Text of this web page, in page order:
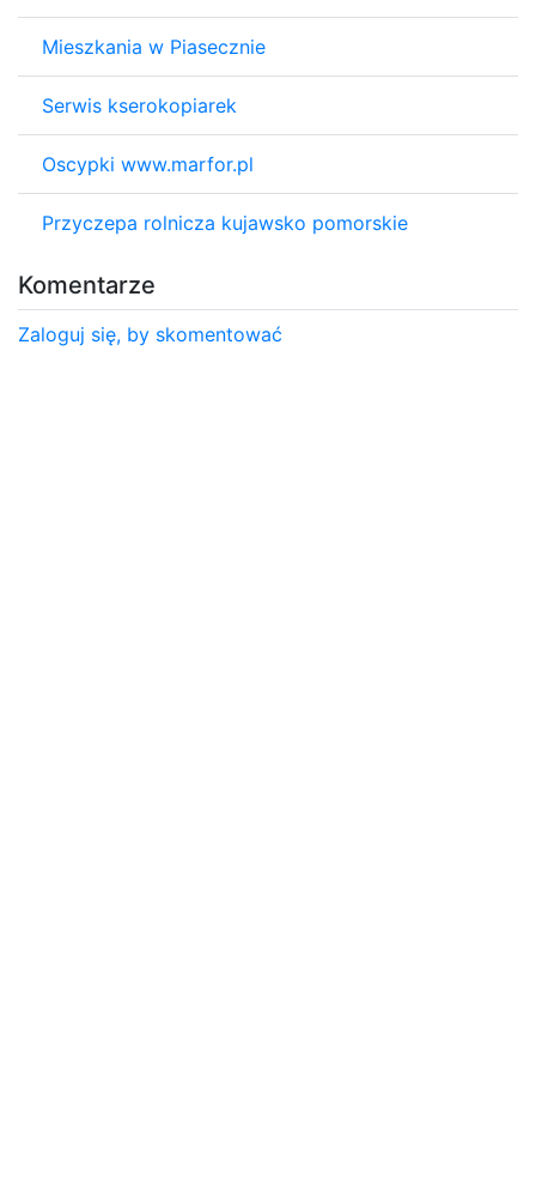
Mieszkania w Piasecznie
Serwis kserokopiarek
Oscypki www.marfor.pl
Przyczepa rolnicza kujawsko pomorskie
Komentarze
Zaloguj się, by skomentować